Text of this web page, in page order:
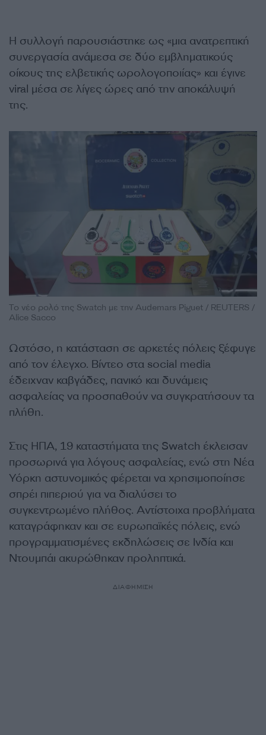
Η συλλογή παρουσιάστηκε ως «μια ανατρεπτική
συνεργασία ανάμεσα σε δύο εμβληματικούς
οίκους της ελβετικής ωρολογοποιίας» και έγινε
viral μέσα σε λίγες ώρες από την αποκάλυψή
της.
Το νέο ρολό της Swatch με την Audemars Piguet / REUTERS /
Alice Sacco
Ωστόσο, η κατάσταση σε αρκετές πόλεις ξέφυγε
από τον έλεγχο. Βίντεο στα social media
έδειχναν καβγάδες, πανικό και δυνάμεις
ασφαλείας να προσπαθούν να συγκρατήσουν τα
πλήθη.
Στις ΗΠΑ, 19 καταστήματα της Swatch έκλεισαν
προσωρινά για λόγους ασφαλείας, ενώ στη Νέα
Υόρκη αστυνομικός φέρεται να χρησιμοποίησε
σπρέι πιπεριού για να διαλύσει το
συγκεντρωμένο πλήθος. Αντίστοιχα προβλήματα
καταγράφηκαν και σε ευρωπαϊκές πόλεις, ενώ
προγραμματισμένες εκδηλώσεις σε Ινδία και
Ντουμπάι ακυρώθηκαν προληπτικά.
ΔΙΑΦΗΜΙΣΗ